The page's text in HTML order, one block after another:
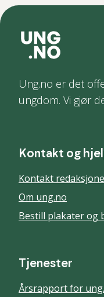
Ung.no er det
ungdom. Vi gjør
Kontakt og
Kontakt
Om ung.no
Bestill plakater og
Tjenester
Årsrapport for